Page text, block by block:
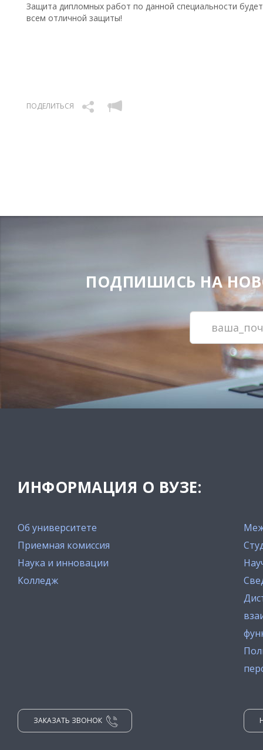
Защита дипломных работ по данной специальности
всем отличной защиты!
ПОДЕЛИТЬСЯ
ПОДПИШИСЬ НА
ИНФОРМАЦИЯ О ВУЗЕ:
Об университете
Приемная комиссия
Наука и инновации
Колледж
ЗАКАЗАТЬ ЗВОНОК